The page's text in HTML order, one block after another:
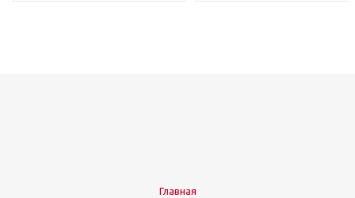
Главная